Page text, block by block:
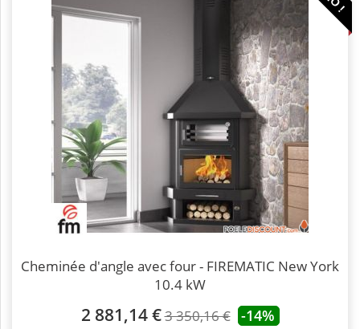
Cheminée d'angle avec four - FIREMATIC New York
10.4 kW
2 881,14 €3 350,16 € -14%